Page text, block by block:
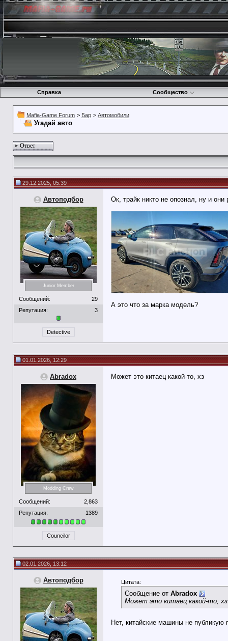
Справка Сообщество
Mafia-Game Forum > Бар > Автомобили
Угадай авто
Ответ
29.12.2025, 05:39
Автоподбор
Junior Member
Сообщений:
29
Репутация:
3
Detective
Ок, трайк никто не опознал, ну и они
А это что за марка модель?
01.01.2026, 12:29
Abradox
Modding Crew
Сообщений:
2,863
Репутация:
1389
Councilor
Может это китаец какой-то, хз
02.01.2026, 13:12
Автоподбор Цитата:
Сообщение от Abradox
Может это китаец какой-то, хз
Нет, китайские машины не публикую